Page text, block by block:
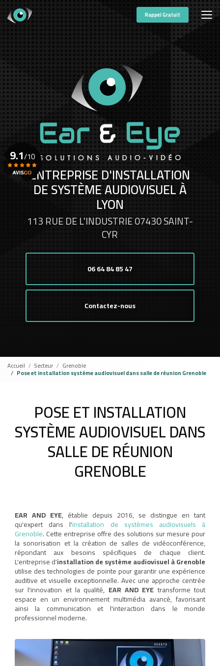
contenu
Rappel Gratuit
ENTREPRISE D'INSTALLATION
DE SYSTÈME AUDIOVISUEL À
LYON
113 RUE DE L'INDUSTRIE 07430 SAINT-
CYR
06 64 84 85 47
Contactez-nous
9.1/10
Voir le certificat
Accueil Secteur Grenoble
Pose et installation système audiovisuel dans salle de réunion Grenoble
POSE ET INSTALLATION
SYSTÈME AUDIOVISUEL DANS
SALLE DE RÉUNION
GRENOBLE
EAR AND EYE, établie depuis 2016, se distingue en tant
qu'expert dans l'installation de systèmes audiovisuels à
Grenoble. Cette entreprise offre des solutions sur mesure pour
la sonorisation et la création de salles de vidéoconférence,
répondant aux besoins spécifiques de chaque client.
L'entreprise d'installation de système audiovisuel à Grenoble
utilise des technologies de pointe pour garantir une expérience
auditive et visuelle exceptionnelle. Avec une approche centrée
sur l'innovation et la qualité, EAR AND EYEtransforme tout
espace en un environnement multimédia avancé, favorisant
ainsi la communication et l'interaction dans le monde
professionnel moderne.